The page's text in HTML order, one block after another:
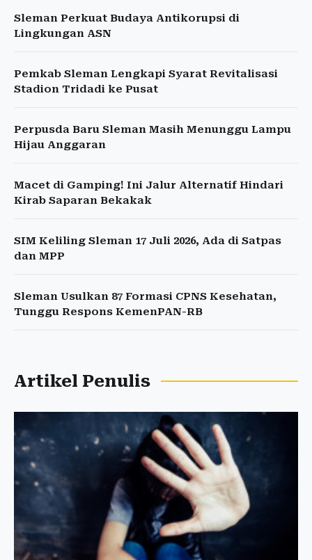
Sleman Perkuat Budaya Antikorupsi di
Lingkungan ASN
Pemkab Sleman Lengkapi Syarat Revitalisasi
Stadion Tridadi ke Pusat
Perpusda Baru Sleman Masih Menunggu Lampu
Hijau Anggaran
Macet di Gamping! Ini Jalur Alternatif Hindari
Kirab Saparan Bekakak
SIM Keliling Sleman 17 Juli 2026, Ada di Satpas
dan MPP
Sleman Usulkan 87 Formasi CPNS Kesehatan,
Tunggu Respons KemenPAN-RB
Artikel Penulis